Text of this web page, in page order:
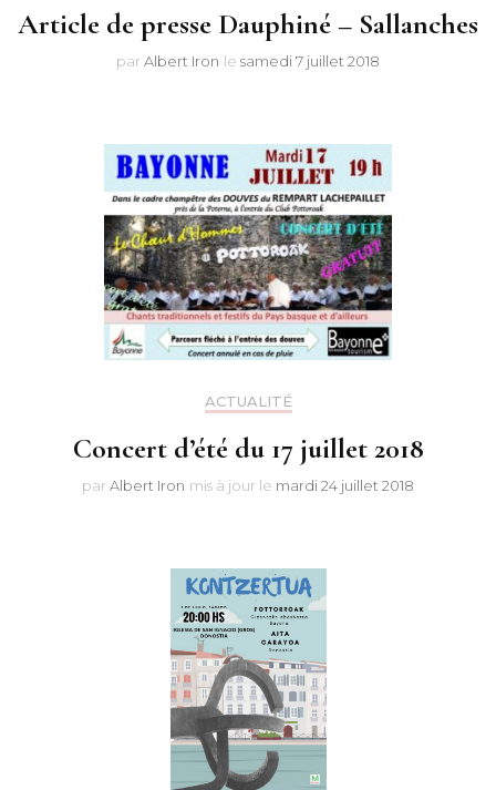
Article de presse Dauphiné – Sallanches
par Albert Iron le samedi 7 juillet 2018
ACTUALITÉ
Concert d’été du 17 juillet 2018
par Albert Iron mis à jour le mardi 24 juillet 2018